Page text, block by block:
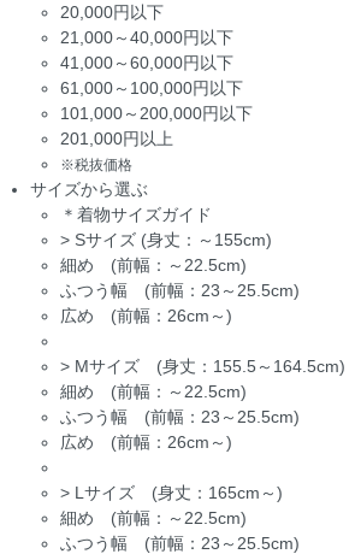
20,000円以下
21,000～40,000円以下
41,000～60,000円以下
61,000～100,000円以下
101,000～200,000円以下
201,000円以上
※税抜価格
サイズから選ぶ
＊着物サイズガイド
> Sサイズ (身丈：～155cm)
細め (前幅：～22.5cm)
ふつう幅 (前幅：23～25.5cm)
広め (前幅：26cm～)
> Mサイズ (身丈：155.5～164.5cm)
細め (前幅：～22.5cm)
ふつう幅 (前幅：23～25.5cm)
広め (前幅：26cm～)
> Lサイズ (身丈：165cm～)
細め (前幅：～22.5cm)
ふつう幅 (前幅：23～25.5cm)